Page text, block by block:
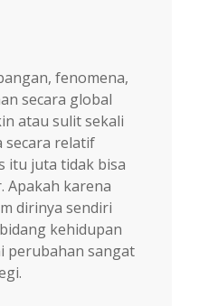
fenomena,
secara global
atau sulit sekali
secara relatif
itu juta tidak bisa
Apakah karena
dirinya sendiri
kehidupan
perubahan sangat